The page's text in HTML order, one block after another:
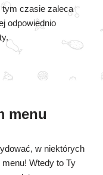
tym czasie zaleca
odpowiednio
menu
w niektórych
Wtedy to Ty